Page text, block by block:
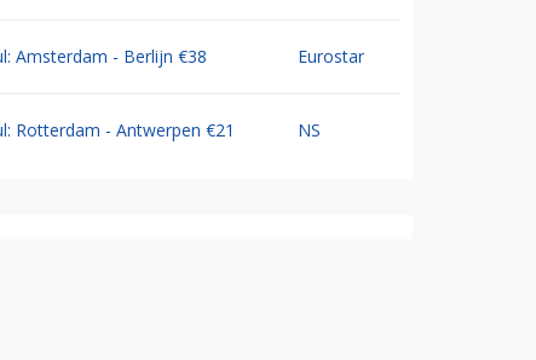
Amsterdam - Berlijn €38 Eurostar
Rotterdam - Antwerpen €21 NS